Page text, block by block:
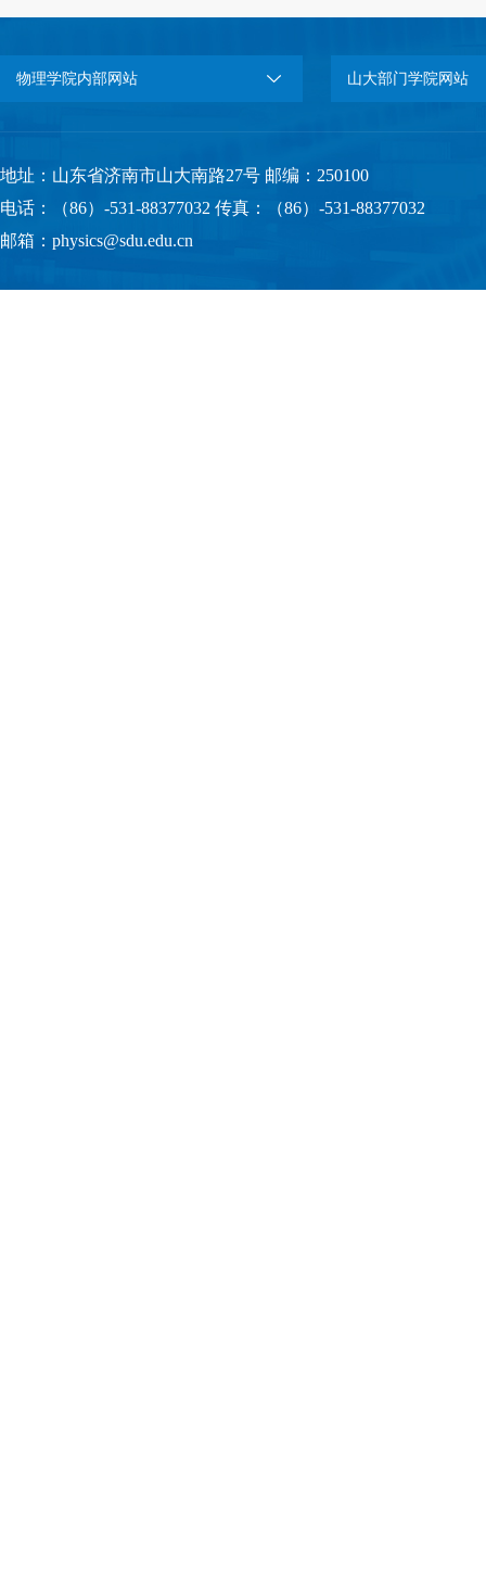
物理学院内部网站 山大部门学院网站
地址：山东省济南市山大南路27号 邮编：250100
电话：（86）-531-88377032 传真：（86）-531-88377032
邮箱：physics@sdu.edu.cn